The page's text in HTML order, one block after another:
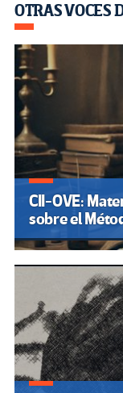
OTRAS VOCES
CII-OVE:
sobre el